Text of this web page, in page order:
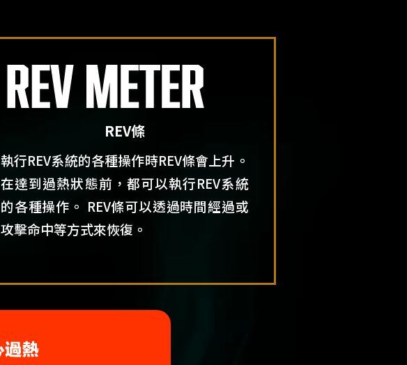
REV條
執行REV系統的各種操作時REV條會上升。
在達到過熱狀態前，都可以執行REV系統
的各種操作。 REV條可以透過時間經過或
攻擊命中等方式來恢復。